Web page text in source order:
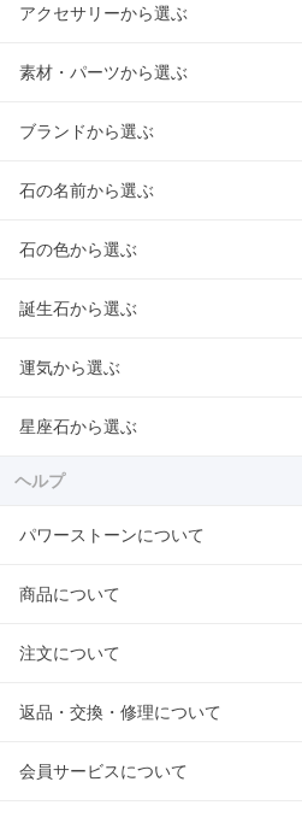
アクセサリーから選ぶ
素材・パーツから選ぶ
ブランドから選ぶ
石の名前から選ぶ
石の色から選ぶ
誕生石から選ぶ
運気から選ぶ
星座石から選ぶ
ヘルプ
パワーストーンについて
商品について
注文について
返品・交換・修理について
会員サービスについて